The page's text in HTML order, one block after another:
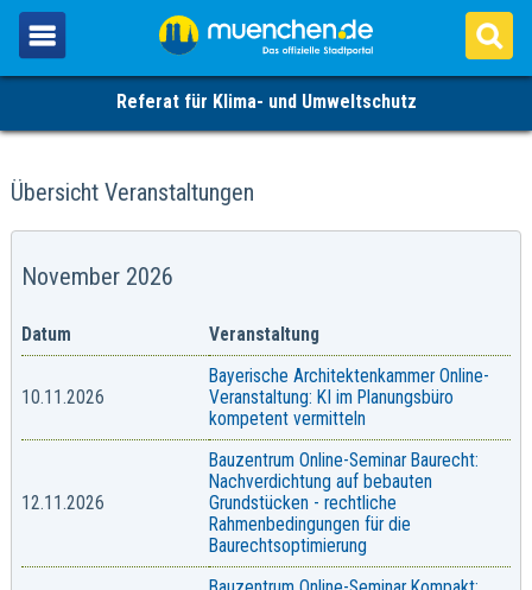
Referat für Klima- und Umweltschutz
Übersicht Veranstaltungen
November 2026
Datum Veranstaltung
10.11.2026
Bayerische Architektenkammer Online-
Veranstaltung: KI im Planungsbüro
kompetent vermitteln
12.11.2026
Bauzentrum Online-Seminar Baurecht:
Nachverdichtung auf bebauten
Grundstücken - rechtliche
Rahmenbedingungen für die
Baurechtsoptimierung